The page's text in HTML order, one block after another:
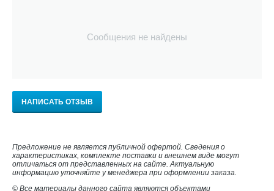
Сообщения не найдены
НАПИСАТЬ ОТЗЫВ
Предложение не является публичной офертой. Сведения о
характеристиках, комплекте поставки и внешнем виде могут
отличаться от представленных на сайте. Актуальную
информацию уточняйте у менеджера при оформлении заказа.
© Все материалы данного сайта являются объектами